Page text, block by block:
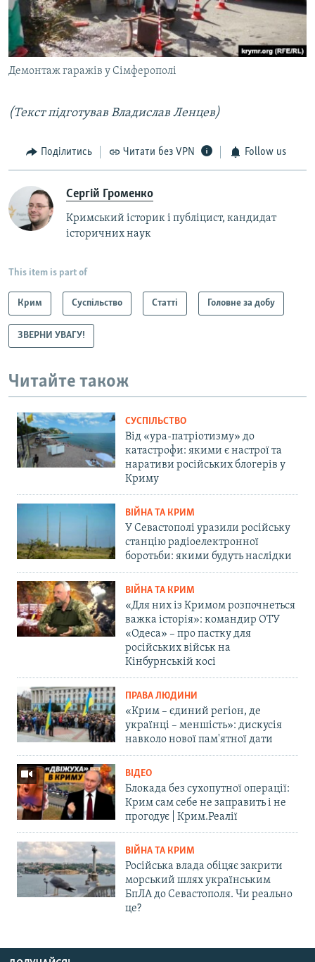
Демонтаж гаражів у Сімферополі
(Текст підготував Владислав Ленцев)
Поділитись Читати без VPN Follow us
Сергій Громенко
Кримський історик і публіцист, кандидат
історичних наук
This item is part of
Крим Суспільство Статті Головне за добу
ЗВЕРНИ УВАГУ!
Читайте також
СУСПІЛЬСТВО
Від «ура-патріотизму» до
катастрофи: якими є настрої та
наративи російських блогерів у
Криму
ВІЙНА ТА КРИМ
У Севастополі уразили російську
станцію радіоелектронної
боротьби: якими будуть наслідки
ВІЙНА ТА КРИМ
«Для них із Кримом розпочнеться
важка історія»: командир ОТУ
«Одеса» – про пастку для
російських військ на
Кінбурнській косі
ПРАВА ЛЮДИНИ
«Крим – єдиний регіон, де
українці – меншість»: дискусія
навколо нової пам'ятної дати
ВІДЕО
Блокада без сухопутної операції:
Крим сам себе не заправить і не
прогодує | Крим.Реалії
ВІЙНА ТА КРИМ
Російська влада обіцяє закрити
морський шлях українським
БпЛА до Севастополя. Чи реально
це?